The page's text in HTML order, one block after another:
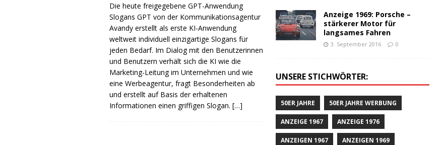
Die heute freigegebene GPT-Anwendung
Slogans GPT von der Kommunikationsagentur
Avandy erstellt als erste KI-Anwendung
weltweit individuell einzigartige Slogans für
jeden Bedarf. Im Dialog mit den Benutzerinnen
und Benutzern verhält sich die KI wie die
Marketing-Leitung im Unternehmen und wie
eine Werbeagentur, fragt Besonderheiten ab
und erstellt auf Basis der erhaltenen
Informationen einen griffigen Slogan.[…]
Anzeige 1969: Porsche –
stärkerer Motor für
langsames Fahren
3. September 2016 0
UNSERE STICHWÖRTER:
50ER JAHRE 50ER JAHRE WERBUNG
ANZEIGE 1967 ANZEIGE 1976
ANZEIGEN 1967 ANZEIGEN 1969